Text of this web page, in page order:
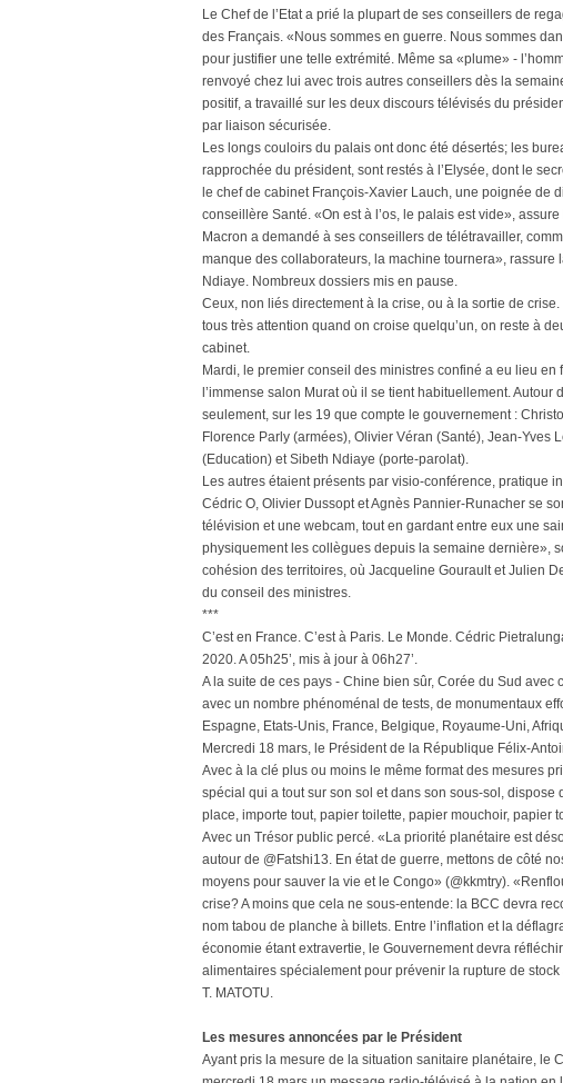
Le Chef de l’Etat a prié la plupart de ses conseillers de
des Français. «Nous sommes en guerre. Nous sommes
pour justifier une telle extrémité. Même sa «plume» -
renvoyé chez lui avec trois autres conseillers dès la
positif, a travaillé sur les deux discours télévisés du
par liaison sécurisée.
Les longs couloirs du palais ont donc été désertés; les
rapprochée du président, sont restés à l’Elysée, dont le
le chef de cabinet François-Xavier Lauch, une poignée de
conseillère Santé. «On est à l’os, le palais est vide»,
Macron a demandé à ses conseillers de télétravailler,
manque des collaborateurs, la machine tournera»,
Ndiaye. Nombreux dossiers mis en pause.
Ceux, non liés directement à la crise, ou à la sortie de
tous très attention quand on croise quelqu’un, on reste à
cabinet.
Mardi, le premier conseil des ministres confiné a eu lieu
l’immense salon Murat où il se tient habituellement.
seulement, sur les 19 que compte le gouvernement :
Florence Parly (armées), Olivier Véran (Santé), Jean-
(Education) et Sibeth Ndiaye (porte-parolat).
Les autres étaient présents par visio-conférence, pratique
Cédric O, Olivier Dussopt et Agnès Pannier-Runacher se
télévision et une webcam, tout en gardant entre eux une
physiquement les collègues depuis la semaine dernière»,
cohésion des territoires, où Jacqueline Gourault et Julien
du conseil des ministres.
***
C’est en France. C’est à Paris. Le Monde. Cédric
2020. A 05h25’, mis à jour à 06h27’.
A la suite de ces pays - Chine bien sûr, Corée du Sud
avec un nombre phénoménal de tests, de monumentaux
Espagne, Etats-Unis, France, Belgique, Royaume-Uni,
Mercredi 18 mars, le Président de la République Félix-
Avec à la clé plus ou moins le même format des mesures
spécial qui a tout sur son sol et dans son sous-sol,
place, importe tout, papier toilette, papier mouchoir, papier
Avec un Trésor public percé. «La priorité planétaire est
autour de @Fatshi13. En état de guerre, mettons de côté
moyens pour sauver la vie et le Congo» (@kkmtry).
crise? A moins que cela ne sous-entende: la BCC devra
nom tabou de planche à billets. Entre l’inflation et la
économie étant extravertie, le Gouvernement devra
alimentaires spécialement pour prévenir la rupture de
T. MATOTU.
Les mesures annoncées par le Président
Ayant pris la mesure de la situation sanitaire planétaire, le